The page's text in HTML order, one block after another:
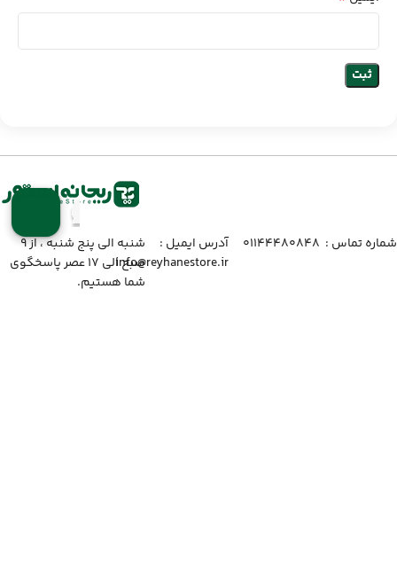
شماره تماس :‌ ۰۱۱۴۴۴۸۰۸۴۸
آدرس ایمیل :‌
info@reyhanestore.ir
شنبه الی پنج شنبه ، از ۹
صبح الی ۱۷ عصر پاسخگوی
شما هستیم.